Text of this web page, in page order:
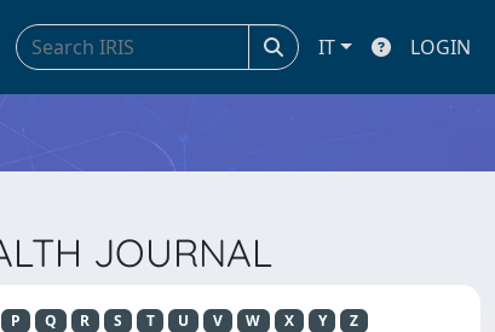
IT LOGIN
JOURNAL
P Q R S T U V W X Y Z